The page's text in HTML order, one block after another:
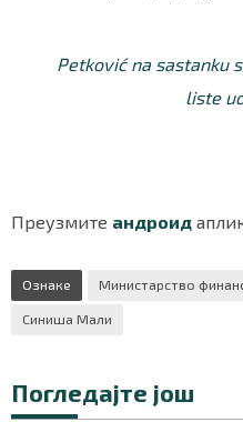
Petković na sastanku
liste
Преузмите андроид
Ознаке
Министарство
Синиша Мали
Погледајте још